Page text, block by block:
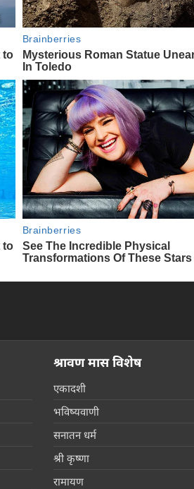
श्रावण मास विशेष
एकादशी
भविष्यवाणी
सनातन धर्म
श्री कृष्णा
रामायण